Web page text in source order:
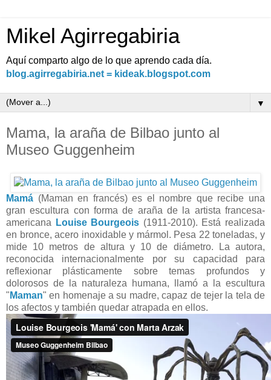
Mikel Agirregabiria
Aquí comparto algo de lo que aprendo cada día.
blog.agirregabiria.net = kideak.blogspot.com
▼
Mama, la araña de Bilbao junto al
Museo Guggenheim
Mamá (Maman en francés) es el nombre que recibe una
gran escultura con forma de araña de la artista francesa-
americana
Louise Bourgeois (1911-2010). Está realizada
en bronce, acero inoxidable y mármol. Pesa 22 toneladas, y
mide 10 metros de altura y 10 de diámetro. La autora,
reconocida internacionalmente por su capacidad para
reflexionar plásticamente sobre temas profundos y
dolorosos de la naturaleza humana, llamó a la escultura
" Maman" en homenaje a su madre, capaz de tejer la tela de
los afectos y también quedar atrapada en ellos.